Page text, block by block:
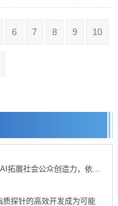
6 7 8 9 10
建网络将其打造为下一代社会
拓展社会公众创造力，依托
探针的高效开发成为可能